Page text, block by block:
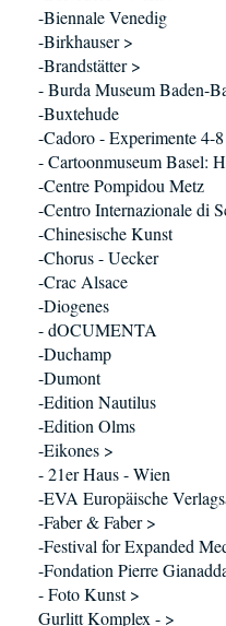
-Biennale Venedig
-Birkhauser >
-Brandstätter >
- Burda Museum Baden-
-Buxtehude
-Cadoro - Experimente 4-8
- Cartoonmuseum Basel:
-Centre Pompidou Metz
-Centro Internazionale di
-Chinesische Kunst
-Chorus - Uecker
-Crac Alsace
-Diogenes
- dOCUMENTA
-Duchamp
-Dumont
-Edition Nautilus
-Edition Olms
-Eikones >
- 21er Haus - Wien
-EVA Europäische
-Faber & Faber >
-Festival for Expanded
-Fondation Pierre
- Foto Kunst >
Gurlitt Komplex - >